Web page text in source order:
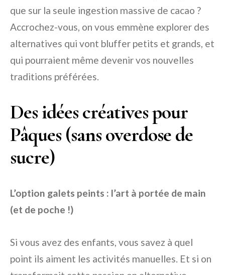
que sur la seule ingestion massive de cacao ?
Accrochez-vous, on vous emmène explorer des
alternatives qui vont bluffer petits et grands, et
qui pourraient même devenir vos nouvelles
traditions préférées.
Des idées créatives pour
Pâques (sans overdose de
sucre)
L’option galets peints : l’art à portée de main
(et de poche !)
Si vous avez des enfants, vous savez à quel
point ils aiment les activités manuelles. Et si on